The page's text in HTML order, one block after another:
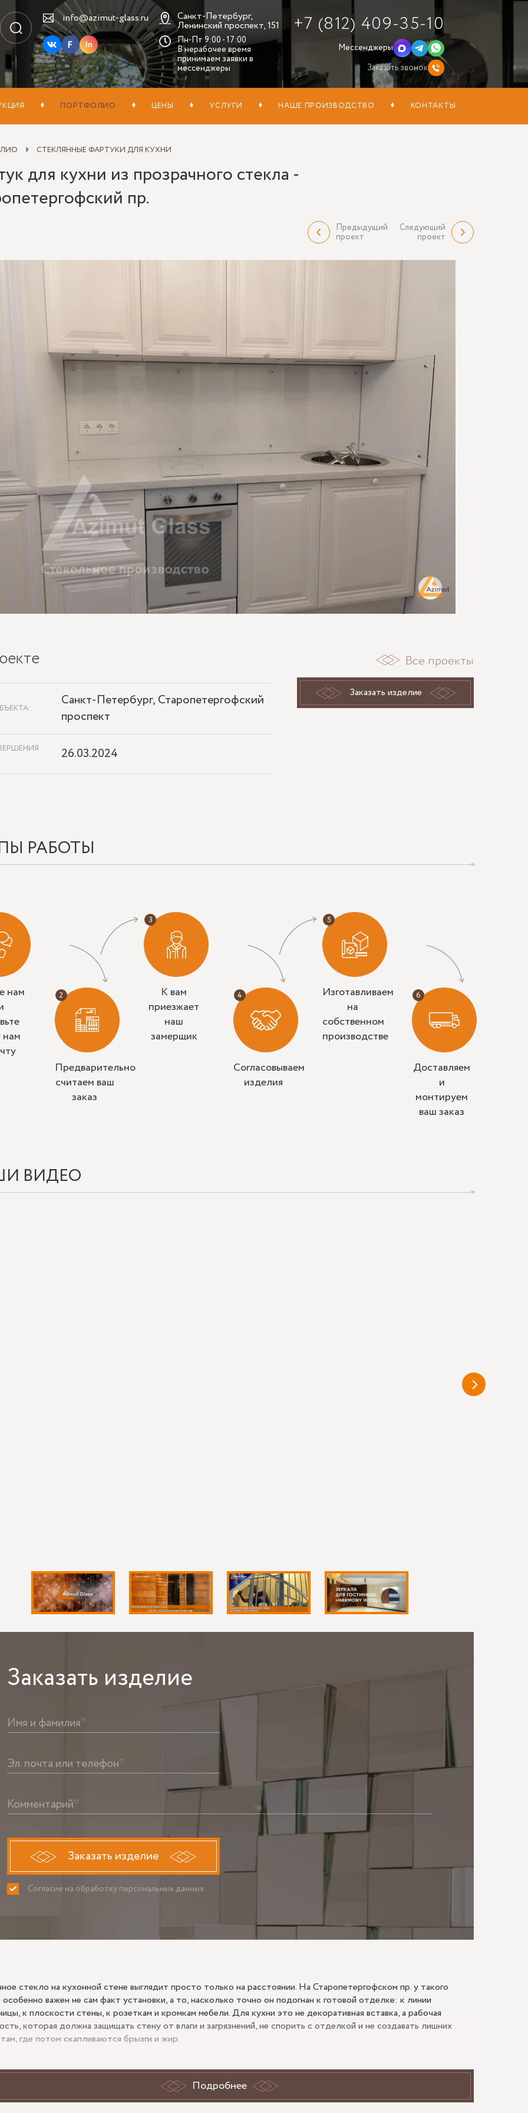
info@azimut-glass.ru
In
Санкт-Петербург,
Ленинский проспект, 151
Пн-Пт 9:00 - 17:00
В нерабочее время
принимаем заявки в
мессенджеры
+7 (812) 409-35-10
Мессенджеры
Заказать звонок
ПОРТФОЛИО ЦЕНЫ УСЛУГИ НАШЕ ПРОИЗВОДСТВО КОНТАКТЫ
СТЕКЛЯННЫЕ ФАРТУКИ ДЛЯ КУХНИ
для кухни из прозрачного стекла -
пр.
Предыдущий
проект
Следующий
проект
Все проекты
Заказать изделие
Санкт-Петербург, Старопетергофский
проспект
26.03.2024
РАБОТЫ
нам
нам
Предварительно
считаем ваш
заказ
К вам
приезжает
наш
замерщик
Согласовываем
изделия
Изготавливаем
на
собственном
производстве
Доставляем
и
монтируем
ваш заказ
ВИДЕО
Заказать изделие
Имя и фамилия*
Эл. почта или телефон*
Комментарий*
Заказать изделие
Согласие на обработку персональных данных
ПРИНИМАЮ
стекло на кухонной стене выглядит просто только на расстоянии. На Старопетергофском пр. у такого
важен не сам факт установки, а то, насколько точно он подогнан к готовой отделке: к линии
к плоскости стены, к розеткам и кромкам мебели. Для кухни это не декоративная вставка, а рабочая
которая должна защищать стену от влаги и загрязнений, не спорить с отделкой и не создавать лишних
где потом скапливаются брызги и жир.
прозрачный фартук не скрывает стену, а подчеркивает ее
стеклянного фартука есть особенность: он не маскирует основание, а делает заметными плитку, окраску,
Подробнее